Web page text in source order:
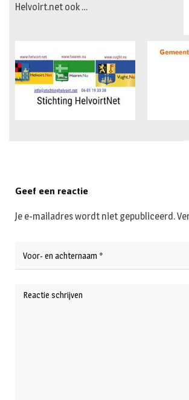
Helvoirt.net ook …
Geef een reactie
Je e-mailadres wordt niet gepubliceerd.